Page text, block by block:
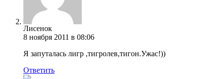
Лисенок
8 ноября 2011 в 08:06
Я запуталась лигр ,тигролев,тигон.Ужас!))
Ответить